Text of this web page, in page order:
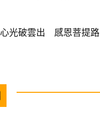
心光破雲出 感恩菩提路